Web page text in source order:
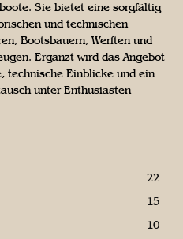
Sie bietet eine sorgfältig
und technischen
Bootsbauern, Werften und
Ergänzt wird das Angebot
technische Einblicke und ein
unter Enthusiasten
22
15
10